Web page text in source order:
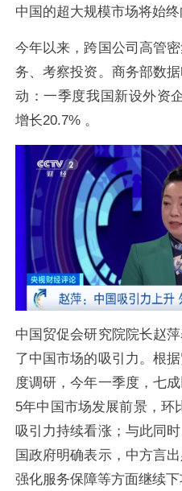
中国的超大规模市场将始终
今年以来，跨国公司高管
务、考察投资。商务部数
动：一季度我国新设外资
增长20.7% 。
中国贸促会研究院院长赵萍
了中国市场的吸引力。根
度调研，今年一季度，七
5年中国市场发展前景，环
吸引力持续看涨；与此同
国政府明确表示，中方言
强化服务保障等方面继续下